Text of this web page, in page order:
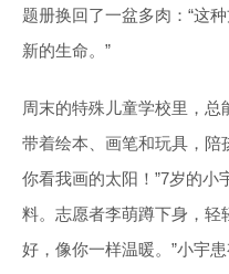
题册换回了一盆多肉：“这
新的生命。”
周末的特殊儿童学校里，
带着绘本、画笔和玩具，陪
你看我画的太阳！”7岁的小
料。志愿者李萌蹲下身，轻
好，像你一样温暖。”小宇